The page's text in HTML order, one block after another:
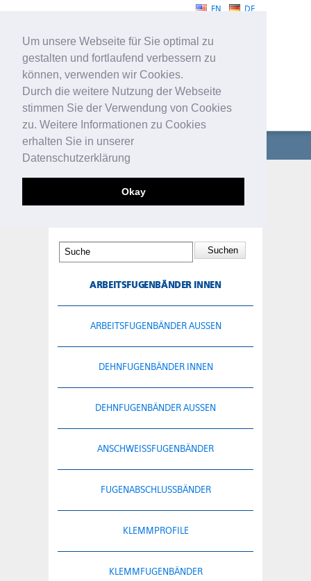
Um unsere Webseite für Sie optimal zu
gestalten und fortlaufend verbessern zu
können, verwenden wir Cookies.
Durch die weitere Nutzung der Webseite
stimmen Sie der Verwendung von Cookies
zu. Weitere Informationen zu Cookies
erhalten Sie in unserer
Datenschutzerklärung
Okay
DE
EN
FUGENBÄNDER
UNTERNEHMEN
FUGENBÄNDER
KONTAKT
ARBEITSFUGENBÄNDER
ARBEITSFUGENBÄNDER INNEN
ARBEITSFUGENBÄNDER AUSSEN
DEHNFUGENBÄNDER INNEN
DEHNFUGENBÄNDER AUSSEN
ANSCHWEISSFUGENBÄNDER
FUGENABSCHLUSSBÄNDER
KLEMMPROFILE
KLEMMFUGENBÄNDER